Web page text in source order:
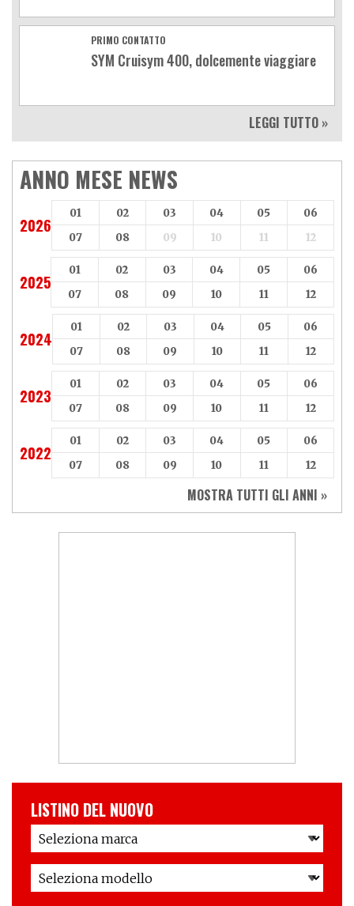
PRIMO CONTATTO
SYM Cruisym 400, dolcemente viaggiare
LEGGI TUTTO »
ANNO MESE NEWS
2026
01 02 03 04 05
06
07
08 09 10 11 12
2025
01 02 03 04 05
06
07
08 09 10 11 12
2024
01 02 03 04 05
06
07
08 09 10 11 12
2023
01 02 03 04 05
06
07
08 09 10 11 12
2022
01 02 03 04 05
06
07
08 09 10 11 12
MOSTRA TUTTI GLI ANNI »
LISTINO DEL NUOVO